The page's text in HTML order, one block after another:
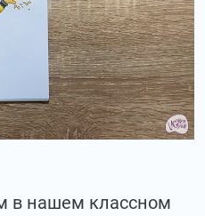
в нашем классном